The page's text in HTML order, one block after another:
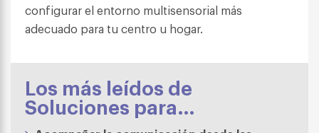
configurar el entorno multisensorial más
adecuado para tu centro u hogar.
Los más leídos de
Soluciones para…